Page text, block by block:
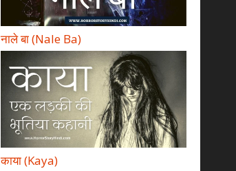
नाले बा (Nale Ba)
काया (Kaya)